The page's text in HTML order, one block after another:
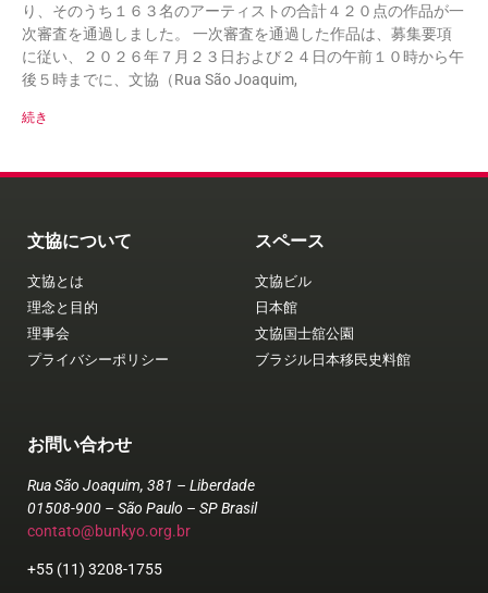
り、そのうち１６３名のアーティストの合計４２０点の作品が一
次審査を通過しました。 一次審査を通過した作品は、募集要項
に従い、２０２６年７月２３日および２４日の午前１０時から午
後５時までに、文協（Rua São Joaquim,
続き
文協について
文協とは
理念と目的
理事会
プライバシーポリシー
スペース
文協ビル
日本館
文協国士舘公園
ブラジル日本移民史料館
お問い合わせ
Rua São Joaquim, 381 – Liberdade
01508-900 – São Paulo – SP Brasil
contato@bunkyo.org.br
+55 (11) 3208-1755